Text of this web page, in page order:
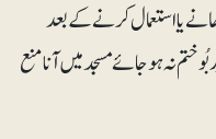
یا استعمال کرنے کے بعد
نہ ہوجائے مسجد میں آنا منع